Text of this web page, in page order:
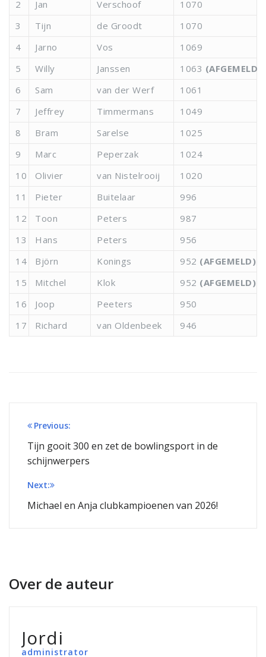
2
Jan Verschoof
1070
3
Tijn de Groodt
1070
4
Jarno Vos
1069
5
Willy Janssen 1063 (AFGEMELD)
6
Sam van der Werf
1061
7
Jeffrey Timmermans
1049
8
Bram Sarelse
1025
9
Marc Peperzak
1024
10
Olivier van Nistelrooij
1020
11
Pieter Buitelaar
996
12
Toon Peters
987
13
Hans Peters
956
14
Björn Konings 952 (AFGEMELD)
15
Mitchel Klok 952 (AFGEMELD)
16
Joop Peeters
950
17
Richard van Oldenbeek 946
Bericht
navigatie
Previous:
Tijn gooit 300 en zet de bowlingsport in de
schijnwerpers
Next:
Michael en Anja clubkampioenen van 2026!
Over de auteur
Jordi
administrator